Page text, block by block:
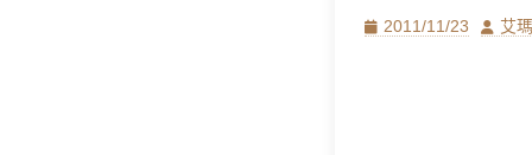
Posted
2011/11/23 Author
艾瑪